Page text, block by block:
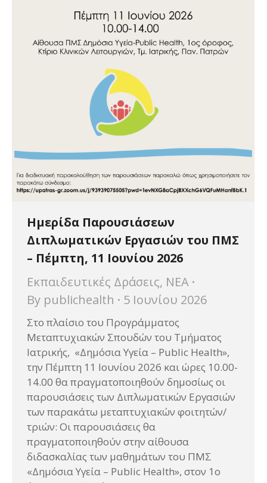
Ημερίδα Παρουσιάσεων
Διπλωματικών Εργασιών του ΠΜΣ
– Πέμπτη, 11 Ιουνίου 2026
Εκπαιδευτικές Δράσεις, ΝΕΑ
By publichealth 5 Ιουνίου 2026
Στο πλαίσιο του Προγράμματος
Μεταπτυχιακών Σπουδών του Τμήματος
Ιατρικής, «Δημόσια Υγεία – Public Health»,
την Πέμπτη 11 Ιουνίου 2026 και ώρες 10.00-
14.00 θα πραγματοποιηθούν δημοσίως οι
παρουσιάσεις των Διπλωματικών Εργασιών
των παρακάτω μεταπτυχιακών φοιτητών/
τριών: Οι παρουσιάσεις θα
πραγματοποιηθούν στην αίθουσα
διδασκαλίας των μαθημάτων του ΠΜΣ
«Δημόσια Υγεία – Public Health», στον 1ο